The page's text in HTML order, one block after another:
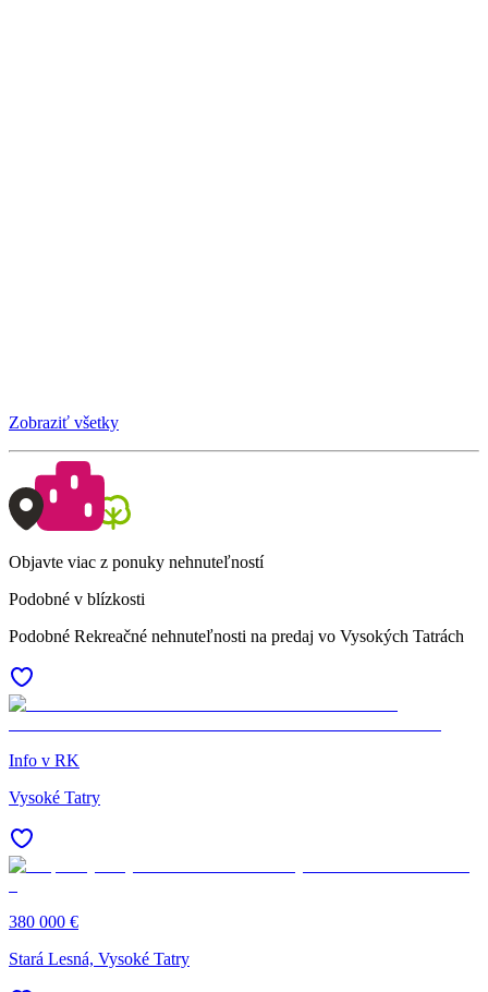
Zobraziť všetky
Objavte viac z ponuky nehnuteľností
Podobné v blízkosti
Podobné Rekreačné nehnuteľnosti na predaj vo Vysokých Tatrách
Info v RK
Vysoké Tatry
380 000 €
Stará Lesná, Vysoké Tatry